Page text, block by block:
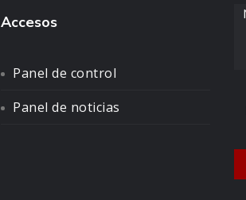
Accesos
Panel de control
Panel de noticias